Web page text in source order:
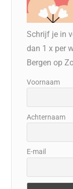
Schrijf je in
dan 1 x per
Bergen op
Voornaam
Achternaam
E-mail